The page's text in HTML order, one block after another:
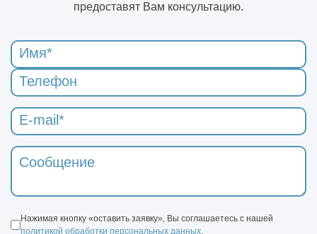
предоставят Вам консультацию.
Нажимая кнопку «оставить заявку», Вы соглашаетесь с нашей
политикой обработки персональных данных.